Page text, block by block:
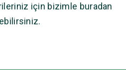
için bizimle buradan